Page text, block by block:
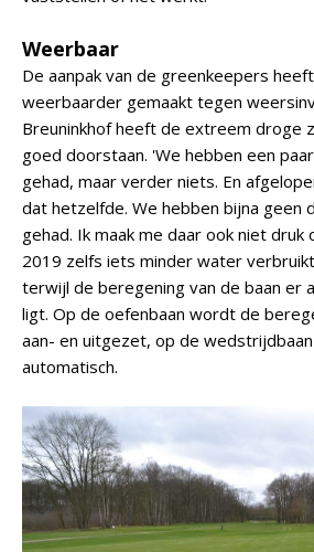
Weerbaar
De aanpak van de greenkeepers
weerbaarder gemaakt tegen
Breuninkhof heeft de extreem droge
goed doorstaan. 'We hebben een
gehad, maar verder niets. En
dat hetzelfde. We hebben bijna geen
gehad. Ik maak me daar ook niet druk
2019 zelfs iets minder water
terwijl de beregening van de baan er
ligt. Op de oefenbaan wordt de
aan- en uitgezet, op de
automatisch.